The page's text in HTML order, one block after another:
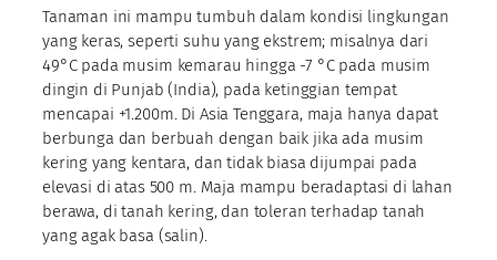
Tanaman ini mampu tumbuh dalam kondisi lingkungan
yang keras, seperti suhu yang ekstrem; misalnya dari
49°C pada musim kemarau hingga -7 °C pada musim
dingin di Punjab (India), pada ketinggian tempat
mencapai +1.200m. Di Asia Tenggara, maja hanya dapat
berbunga dan berbuah dengan baik jika ada musim
kering yang kentara, dan tidak biasa dijumpai pada
elevasi di atas 500 m. Maja mampu beradaptasi di lahan
berawa, di tanah kering, dan toleran terhadap tanah
yang agak basa (salin).